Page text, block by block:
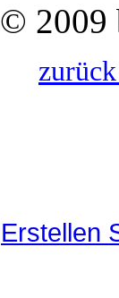
© 2009
Erstellen